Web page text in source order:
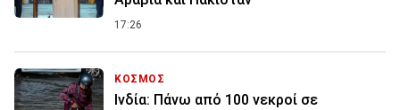
17:26
ΚΟΣΜΟΣ
Ινδία: Πάνω από 100 νεκροί σε